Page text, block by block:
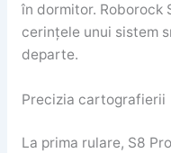
în dormitor. Roborock
cerințele unui sistem
departe.
Precizia cartografierii
La prima rulare, S8